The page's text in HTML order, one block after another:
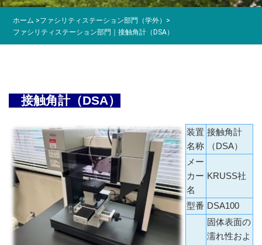
ホーム >ファシリティステーション部門（学外） >
ファシリティステーション部門｜接触角計（DSA）
接触角計（DSA）
装置
名称
接触角計
（DSA）
メー
カー
名
KRUSS社
型番 DSA100
固体表面の
濡れ性およ